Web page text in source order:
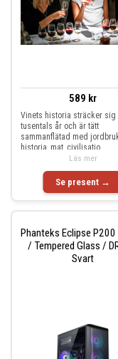
589 kr
Vinets historia sträcker sig
tusentals år och är tätt
sammanflätad med
historia, mat, civilisatio
Se present →
Läs mer
Phanteks Eclipse P200
/ Tempered Glass /
Svart